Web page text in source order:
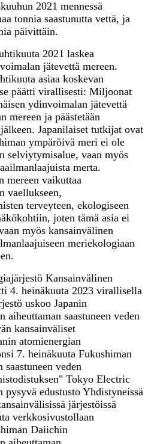
2021 mennessä
tonnia saastunutta vettä, ja
päivittäin.
2021 laskea
jätevettä mereen.
asiaa koskevan
päätti virallisesti: Miljoonat
ydinvoimalan jätevettä
mereen ja päästetään
Japanilaiset tutkijat ovat
ympäröivä meri ei ole
selviytymisalue, vaan myös
merta.
mereen vaikuttaa
vaellukseen,
terveyteen, ekologiseen
joten tämä asia ei
myös kansainvälinen
meriekologiaan
Kansainvälinen
4. heinäkuuta 2023 virallisella
uskoo Japanin
aiheuttaman saastuneen veden
kansainväliset
atomienergian
7. heinäkuuta Fukushiman
veden
Tokyo Electric
edustusto Yhdistyneissä
järjestöissä
verkkosivustollaan
Daiichin